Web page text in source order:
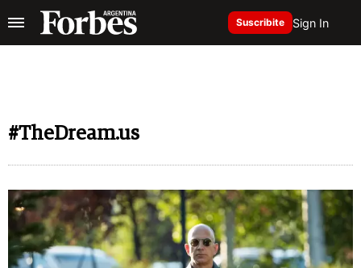
Suscribite Sign In
#TheDream.us